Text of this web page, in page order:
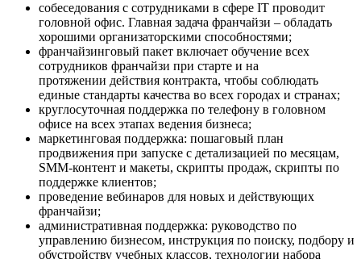
собеседования с сотрудниками в сфере IT проводит
головной офис. Главная задача франчайзи – обладать
хорошими организаторскими способностями;
франчайзинговый пакет включает обучение всех
сотрудников франчайзи при старте и на
протяжении действия контракта, чтобы соблюдать
единые стандарты качества во всех городах и странах;
круглосуточная поддержка по телефону в головном
офисе на всех этапах ведения бизнеса;
маркетинговая поддержка: пошаговый план
продвижения при запуске с детализацией по месяцам,
SMM-контент и макеты, скрипты продаж, скрипты по
поддержке клиентов;
проведение вебинаров для новых и действующих
франчайзи;
административная поддержка: руководство по
управлению бизнесом, инструкция по поиску, подбору и
обустройству учебных классов, технологии набора